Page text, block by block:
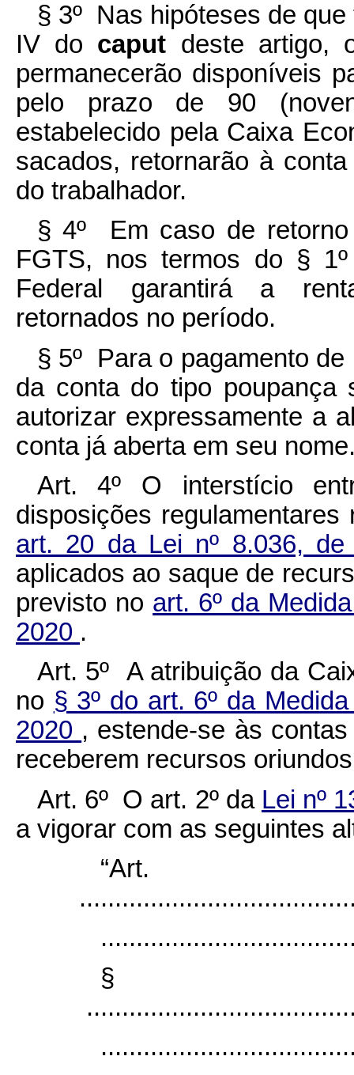
§ 3º Nas hipóteses de que
IV do caput deste artigo,
permanecerão disponíveis
pelo prazo de 90
estabelecido pela Caixa
sacados, retornarão à
do trabalhador.
§ 4º Em caso de
FGTS, nos termos do §
Federal garantirá a
retornados no período.
§ 5º Para o pagamento
da conta do tipo poupança
autorizar expressamente a
conta já aberta em seu
Art. 4º O interstício
disposições
art. 20 da Lei nº 8.036,
aplicados ao saque de
previsto no art. 6º da
2020 .
Art. 5º A atribuição da
no § 3º do art. 6º da
2020 , estende-se às
receberem recursos
Art. 6º O art. 2º da Lei nº
a vigorar com as seguintes
§